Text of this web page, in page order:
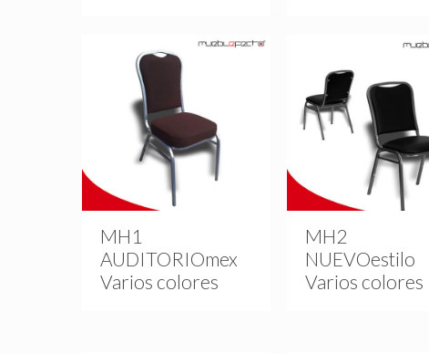
MH1
AUDITORIOmex
Varios colores
MH2
NUEVOestilo
Varios colores